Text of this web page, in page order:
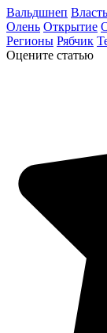
Вальдшнеп Власть
Олень Открытие
Регионы Рябчик
Оцените статью